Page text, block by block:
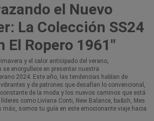
el Nuevo
La Colección SS24
El Ropero 1961"
y el calor anticipado del verano,
se enorgullece en presentar nuestra
2024. Este año, las tendencias hablan de
y de patrones que desafían lo convencional,
de la moda y los nuevos caminos que está
como Liviana Conti, New Balance, ba&sh, Mes
más, somos tu guía en este emocionante viaje hacia